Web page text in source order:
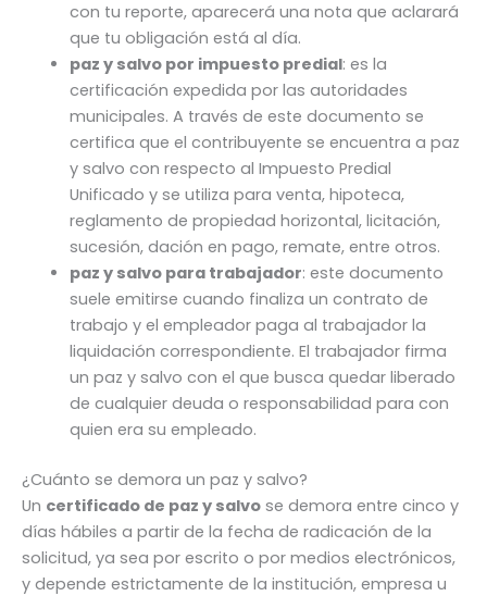
con tu reporte, aparecerá una nota que aclarará
que tu obligación está al día.
paz y salvo por impuesto predial: es la
certificación expedida por las autoridades
municipales. A través de este documento se
certifica que el contribuyente se encuentra a paz
y salvo con respecto al Impuesto Predial
Unificado y se utiliza para venta, hipoteca,
reglamento de propiedad horizontal, licitación,
sucesión, dación en pago, remate, entre otros.
paz y salvo para trabajador: este documento
suele emitirse cuando finaliza un contrato de
trabajo y el empleador paga al trabajador la
liquidación correspondiente. El trabajador firma
un paz y salvo con el que busca quedar liberado
de cualquier deuda o responsabilidad para con
quien era su empleado.
¿Cuánto se demora un paz y salvo?
Un certificado de paz y salvo se demora entre cinco y
días hábiles a partir de la fecha de radicación de la
solicitud, ya sea por escrito o por medios electrónicos,
y depende estrictamente de la institución, empresa u